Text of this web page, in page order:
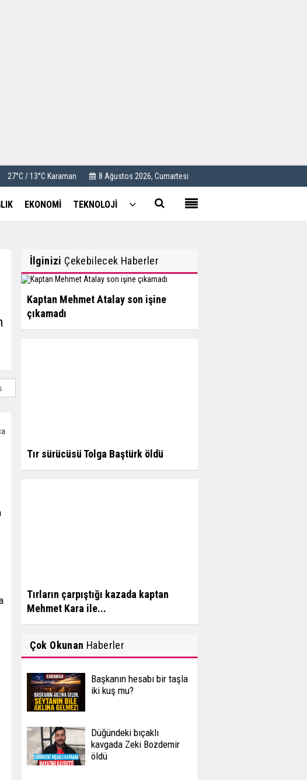
27°C / 13°C Karaman 8 Ağustos 2026, Cumartesi
EKONOMİ TEKNOLOJİ
İlginizi Çekebilecek Haberler
Kaptan Mehmet Atalay son işine
çıkamadı
Tır sürücüsü Tolga Baştürk öldü
Tırların çarpıştığı kazada kaptan
Mehmet Kara ile...
Çok Okunan Haberler
Başkanın hesabı bir taşla
iki kuş mu?
Düğündeki bıçaklı
kavgada Zeki Bozdemir
öldü